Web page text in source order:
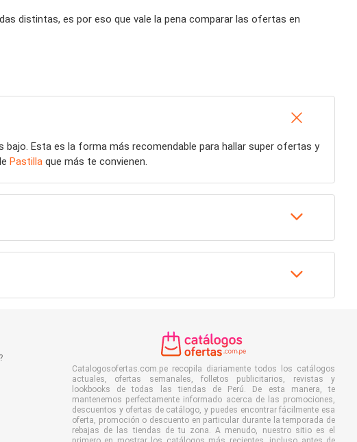
distintas, es por eso que vale la pena comparar las ofertas en
bajo. Esta es la forma más recomendable para hallar super ofertas y
Pastilla que más te convienen.
Catalogosofertas.com.pe recopila diariamente todos los catálogos
actuales, ofertas semanales, folletos publicitarios, revistas y
lookbooks de todas las tiendas de Perú. De esta manera, te
mantenemos perfectamente informado acerca de las promociones,
descuentos y ofertas de catálogo, y puedes encontrar fácilmente esa
oferta, promoción o descuento en particular durante la temporada de
rebajas de las tiendas de tu zona. A menudo, nuestro sitio es el